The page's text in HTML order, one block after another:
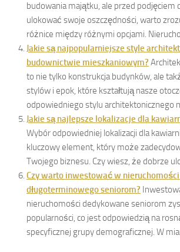
budowania majątku, ale przed podjęciem
ulokować swoje oszczędności, warto
różnice między różnymi opcjami.
Jakie są najpopularniejsze style
budownictwie mieszkaniowym?
to nie tylko konstrukcja budynków, ale
stylów i epok, które kształtują nasze
odpowiedniego stylu architektonicznego
Jakie są najlepsze lokalizacje dla
Wybór odpowiedniej lokalizacji dla
kluczowy element, który może
Twojego biznesu. Czy wiesz, że dobrze
Czy warto inwestować w
długoterminowego seniorom?
nieruchomości dedykowane seniorom
popularności, co jest odpowiedzią na
specyficznej grupy demograficznej. W